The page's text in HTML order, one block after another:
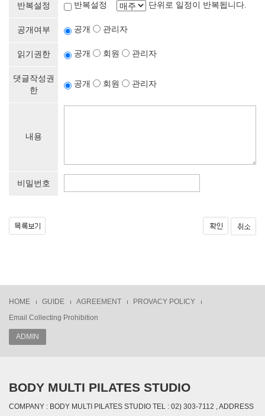
반복설정 반복설정 단위로 일정이 반복됩니다.
공개여부 공개 관리자
읽기권한 공개 회원 관리자
댓글작성권
한
공개 회원 관리자
내용
비밀번호
HOME GUIDE AGREEMENT
PROVACY POLICY
Email Collecting Prohibition
ADMIN
BODY MULTI PILATES STUDIO
COMPANY : BODY MULTI PILATES STUDIO TEL : 02) 303-7112 , ADDRESS